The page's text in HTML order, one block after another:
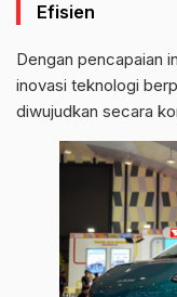
Efisien
Dengan pencapaian
inovasi teknologi
diwujudkan secara